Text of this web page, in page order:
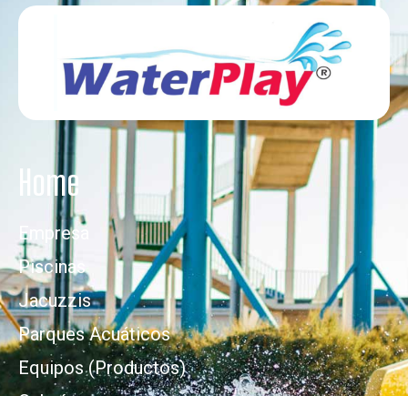
Home
Empresa
Piscinas
Jacuzzis
Parques Acuáticos
Equipos (Productos)